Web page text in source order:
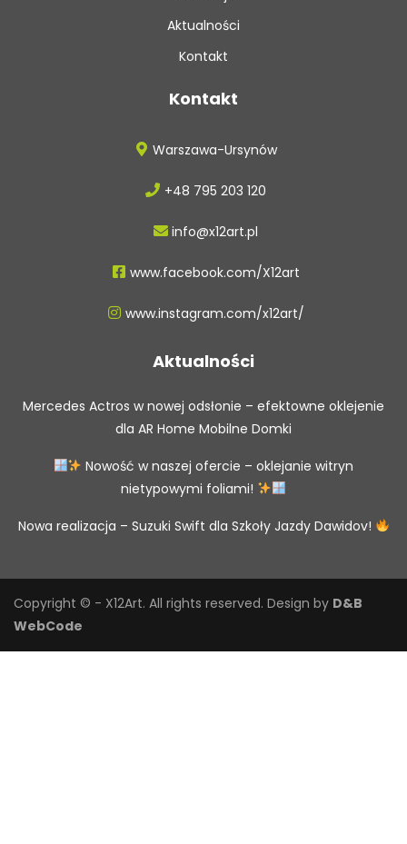
Aktualności
Kontakt
Kontakt
Warszawa-Ursynów
+48 795 203 120
info@x12art.pl
www.facebook.com/X12art
www.instagram.com/x12art/
Aktualności
Mercedes Actros w nowej odsłonie – efektowne oklejenie
dla AR Home Mobilne Domki
Nowość w naszej ofercie – oklejanie witryn
nietypowymi foliami!
Nowa realizacja – Suzuki Swift dla Szkoły Jazdy Dawidov!
Copyright © - X12Art. All rights reserved. Design by D&B
WebCode